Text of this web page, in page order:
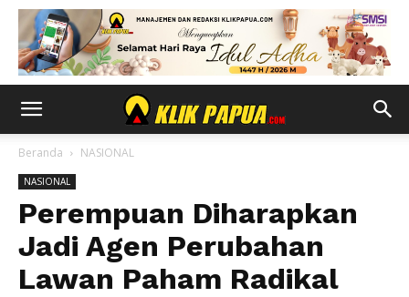
Beranda NASIONAL
NASIONAL
Perempuan Diharapkan
Jadi Agen Perubahan
Lawan Paham Radikal